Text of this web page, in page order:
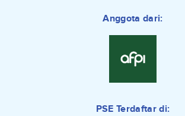
Anggota dari:
PSE Terdaftar di: